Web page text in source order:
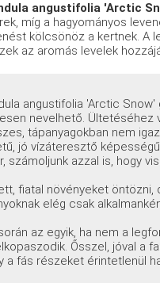
angustifolia 'Arctic
míg a hagyományos
kölcsönöz a kertnek. A
az aromás levelek
angustifolia 'Arctic
nevelhető. Ültetéséhez
tápanyagokban nem
jó vízáteresztő
számoljunk azzal is, hogy
fiatal növényeket
elég csak
az egyik, ha nem a
Ősszel, jóval a
a fás részeket érintetlenül